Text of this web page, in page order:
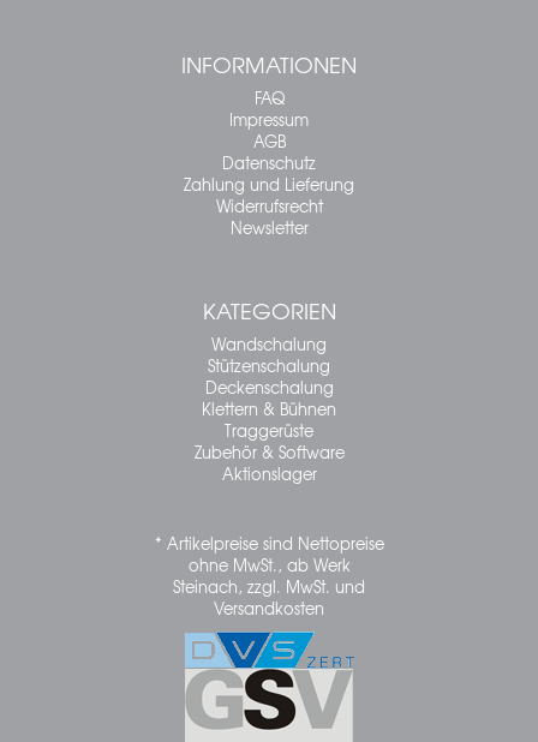
INFORMATIONEN
FAQ
Impressum
AGB
Datenschutz
Zahlung und Lieferung
Widerrufsrecht
Newsletter
KATEGORIEN
Wandschalung
Stützenschalung
Deckenschalung
Klettern & Bühnen
Traggerüste
Zubehör & Software
Aktionslager
* Artikelpreise sind Nettopreise
ohne MwSt., ab Werk
Steinach, zzgl. MwSt. und
Versandkosten